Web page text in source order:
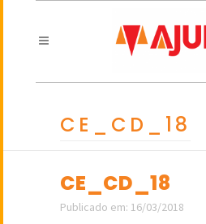
CE_CD_18
CE_CD_18
Publicado em: 16/03/2018